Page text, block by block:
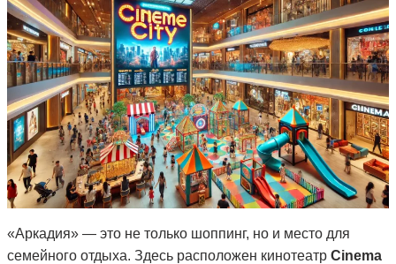
«Аркадия» — это не только шоппинг, но и место для
семейного отдыха. Здесь расположен кинотеатр Cinema